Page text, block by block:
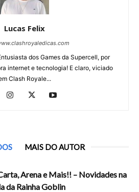
Lucas Felix
dos Games da Supercell, por
internet e tecnologia! E claro, viciado
Clash Royale...
MAIS DO AUTOR
Arena e Mais!! – Novidades na
da Rainha Goblin